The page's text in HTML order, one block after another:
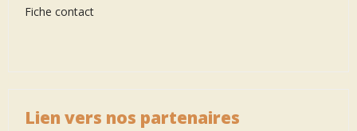
Fiche contact
Lien vers nos partenaires